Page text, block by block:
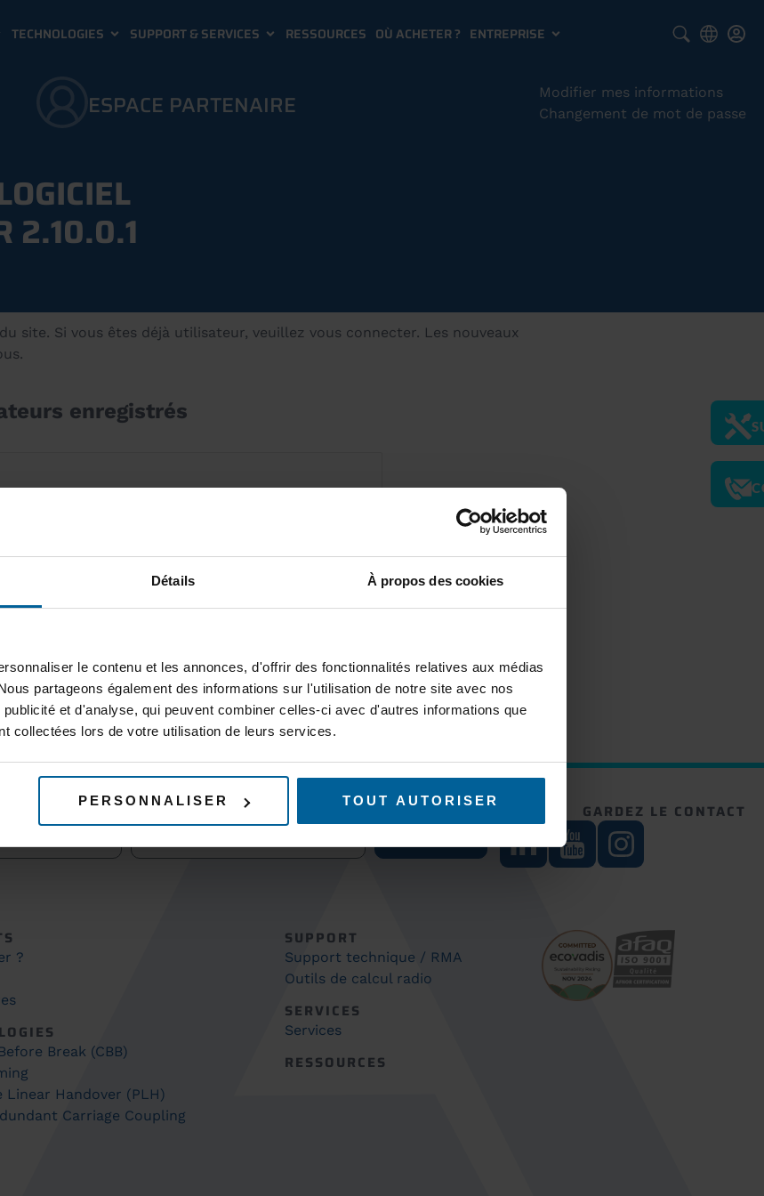
Détails À propos des cookies
le contenu et les annonces, d'offrir des fonctionnalités relatives aux médias
partageons également des informations sur l'utilisation de notre site avec nos
et d'analyse, qui peuvent combiner celles-ci avec d'autres informations que
collectées lors de votre utilisation de leurs services.
PERSONNALISER TOUT AUTORISER
TECHNOLOGIES SUPPORT & SERVICES RESSOURCES OÙ ACHETER ? ENTREPRISE
ESPACE PARTENAIRE
Modifier mes informations
Changement de mot de passe
2.10.0.1
site. Si vous êtes déjà utilisateur, veuillez vous connecter. Les nouveaux
enregistrés
Nouvel utilisateur ? Cliquez ici pour vous inscrire
ABONNEZ-VOUS À NOTRE NEWSLETTER
GARDEZ LE CONTACT
?
Break (CBB)
Linear Handover (PLH)
Carriage Coupling
SUPPORT
Support technique / RMA
Outils de calcul radio
SERVICES
Services
RESSOURCES